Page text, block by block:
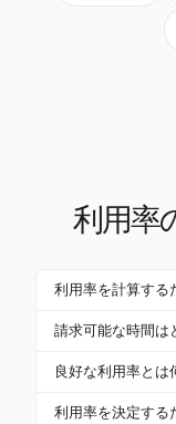
利用率
利用率を計算する
利用率は、次の
ジは、従業員の
請求可能な時間は
請求可能な時間
ワンクリックタ
良好な利用率とは
良好な利用率は
利用率を決定する